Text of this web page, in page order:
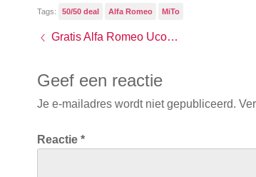
Tags: 50/50 deal Alfa Romeo MiTo
Gratis Alfa Romeo Uconnect Radio Nav
Geef een reactie
Je e-mailadres wordt niet gepubliceerd.
Reactie *